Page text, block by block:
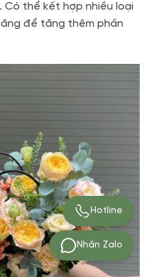
Có thể kết hợp nhiều loại
để tăng thêm phần
Nhắn Zalo
Hotline